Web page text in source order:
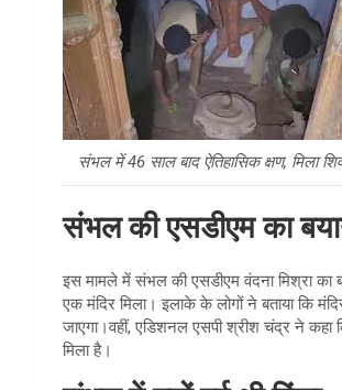
संभल में 46 साल बाद ऐतिहासिक क्षण, मिला
संभल की एसडीएम का
इस मामले में संभल की एसडीएम वंदना मिश्रा का
एक मंदिर मिला। इलाके के लोगों ने बताया कि
जाएगा।वहीं, एडिशनल एसपी श्रीश चंद्र ने
मिला है।